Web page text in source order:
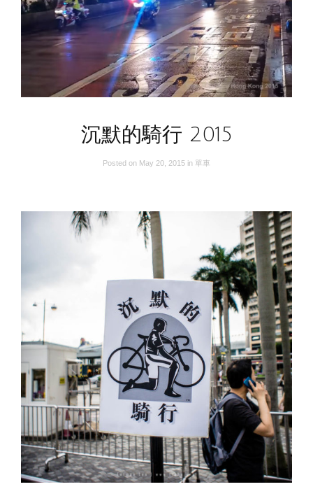
沉默的騎行 2015
Posted on May 20, 2015 in 單車